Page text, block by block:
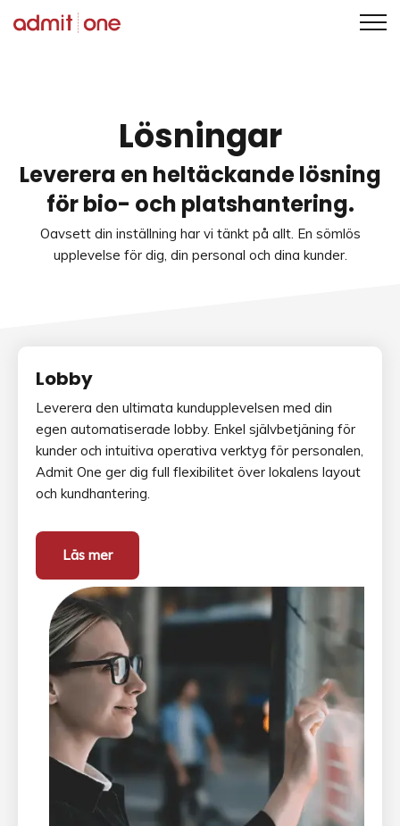
Lösningar
Leverera en heltäckande lösning
för bio- och platshantering.
Oavsett din inställning har vi tänkt på allt. En sömlös
upplevelse för dig, din personal och dina kunder.
Lobby
Leverera den ultimata kundupplevelsen med din
egen automatiserade lobby. Enkel självbetjäning för
kunder och intuitiva operativa verktyg för personalen,
Admit One ger dig full flexibilitet över lokalens layout
och kundhantering.
Läs mer